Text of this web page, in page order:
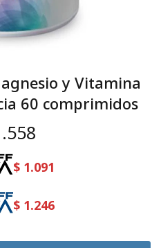
y Vitamina
60 comprimidos
$ 1.091
$ 1.246